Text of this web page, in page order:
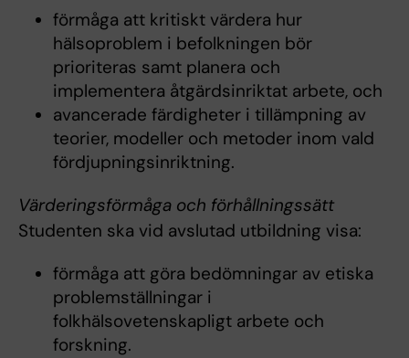
förmåga att kritiskt värdera hur
hälsoproblem i befolkningen bör
prioriteras samt planera och
implementera åtgärdsinriktat arbete, och
avancerade färdigheter i tillämpning av
teorier, modeller och metoder inom vald
fördjupningsinriktning.
Värderingsförmåga och förhållningssätt
Studenten ska vid avslutad utbildning visa:
förmåga att göra bedömningar av etiska
problemställningar i
folkhälsovetenskapligt arbete och
forskning.